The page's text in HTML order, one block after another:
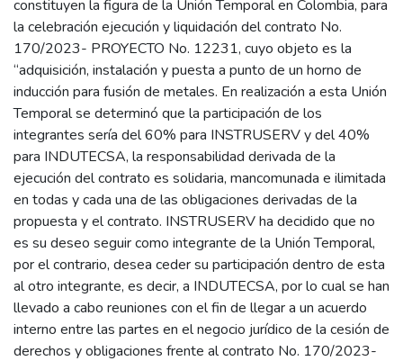
constituyen la figura de la Unión Temporal en Colombia, para
la celebración ejecución y liquidación del contrato No.
170/2023- PROYECTO No. 12231, cuyo objeto es la
“adquisición, instalación y puesta a punto de un horno de
inducción para fusión de metales. En realización a esta Unión
Temporal se determinó que la participación de los
integrantes sería del 60% para INSTRUSERV y del 40%
para INDUTECSA, la responsabilidad derivada de la
ejecución del contrato es solidaria, mancomunada e ilimitada
en todas y cada una de las obligaciones derivadas de la
propuesta y el contrato. INSTRUSERV ha decidido que no
es su deseo seguir como integrante de la Unión Temporal,
por el contrario, desea ceder su participación dentro de esta
al otro integrante, es decir, a INDUTECSA, por lo cual se han
llevado a cabo reuniones con el fin de llegar a un acuerdo
interno entre las partes en el negocio jurídico de la cesión de
derechos y obligaciones frente al contrato No. 170/2023-